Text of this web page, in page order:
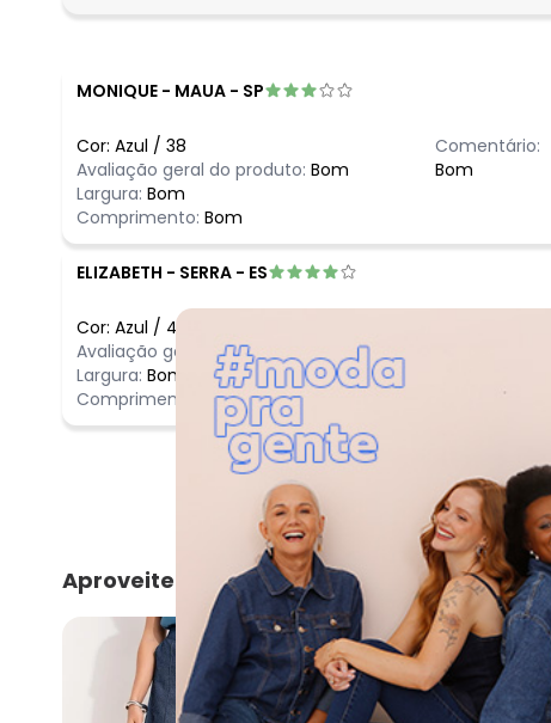
fevereiro/2026
MONIQUE - MAUA - SP
Cor: Azul / 38
Avaliação geral do produto: Bom
Largura: Bom
Comprimento: Bom
Comentário:
Bom
ELIZABETH - SERRA - ES
Cor: Azul / 46
Avaliação geral do produto:
Ótimo
Largura: Bom
Comprimento:
Bom
Aproveite e compre junto
-44%